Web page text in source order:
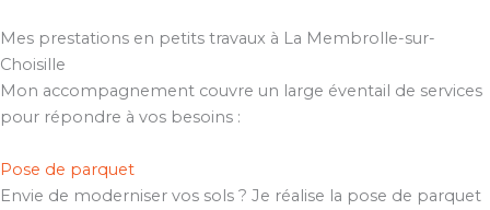
Mes prestations en petits travaux à La Membrolle-sur-
Choisille
Mon accompagnement couvre un large éventail de services
pour répondre à vos besoins :
Pose de parquet
Envie de moderniser vos sols ? Je réalise la pose de parquet